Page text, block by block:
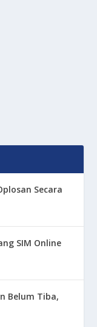
Secara
SIM Online
Belum Tiba,